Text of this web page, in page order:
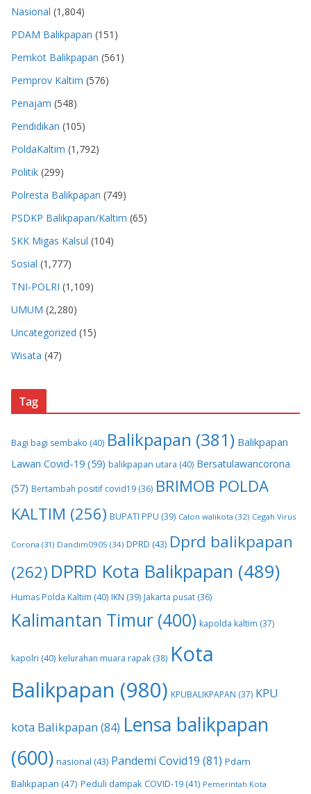
Nasional (1,804)
PDAM Balikpapan (151)
Pemkot Balikpapan (561)
Pemprov Kaltim (576)
Penajam (548)
Pendidikan (105)
PoldaKaltim (1,792)
Politik (299)
Polresta Balikpapan (749)
PSDKP Balikpapan/Kaltim (65)
SKK Migas Kalsul (104)
Sosial (1,777)
TNI-POLRI (1,109)
UMUM (2,280)
Uncategorized (15)
Wisata (47)
Tag
Bagi bagi sembako (40) Balikpapan (381) Balikpapan
Lawan Covid-19 (59) balikpapan utara (40) Bersatulawancorona
(57) Bertambah positif covid19 (36) BRIMOB POLDA
KALTIM (256) BUPATI PPU (39) Calon walikota (32) Cegah Virus
Corona (31) Dandim0905 (34) DPRD (43) Dprd balikpapan
(262) DPRD Kota Balikpapan (489)
Humas Polda Kaltim (40) IKN (39) Jakarta pusat (36)
Kalimantan Timur (400) kapolda kaltim (37)
kapolri (40) kelurahan muara rapak (38) Kota
Balikpapan (980) KPUBALIKPAPAN (37) KPU
kota Balikpapan (84) Lensa balikpapan
(600) nasional (43) Pandemi Covid19 (81) Pdam
Balikpapan (47) Peduli dampak COVID-19 (41) Pemerintah Kota